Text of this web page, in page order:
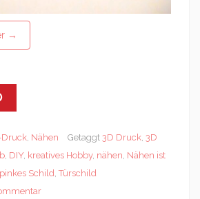
→
, Nähen Getaggt 3D Druck, 3D
, DIY, kreatives Hobby, nähen, Nähen ist
pinkes Schild,Türschild